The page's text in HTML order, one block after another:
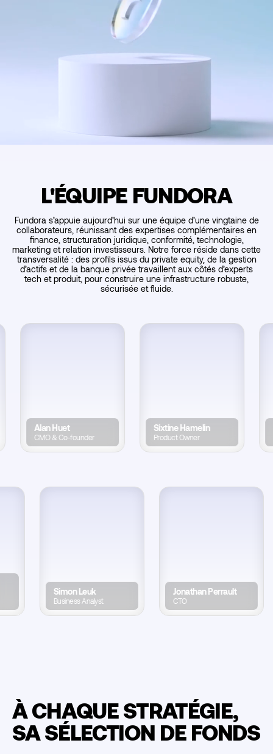
L'ÉQUIPE FUNDORA
Fundora s’appuie aujourd’hui sur une équipe d’une vingtaine de
collaborateurs, réunissant des expertises complémentaires en
finance, structuration juridique, conformité, technologie,
marketing et relation investisseurs. Notre force réside dans cette
transversalité : des profils issus du private equity, de la gestion
d’actifs et de la banque privée travaillent aux côtés d’experts
tech et produit, pour construire une infrastructure robuste,
sécurisée et fluide.
Alan Huet
CMO & Co-founder
Sixtine Hamelin
Product Owner
Simon Leuk
Business Analyst
Jonathan Perrault
CTO
À CHAQUE STRATÉGIE,
SA SÉLECTION DE FONDS